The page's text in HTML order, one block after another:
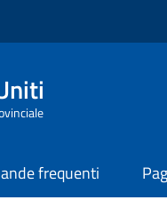
frequenti